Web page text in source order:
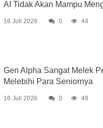
AI Tidak Akan Mampu
16 Juli 2026 0 44
Gen Alpha Sangat Melek
Melebihi Para Seniornya
16 Juli 2026 0 49